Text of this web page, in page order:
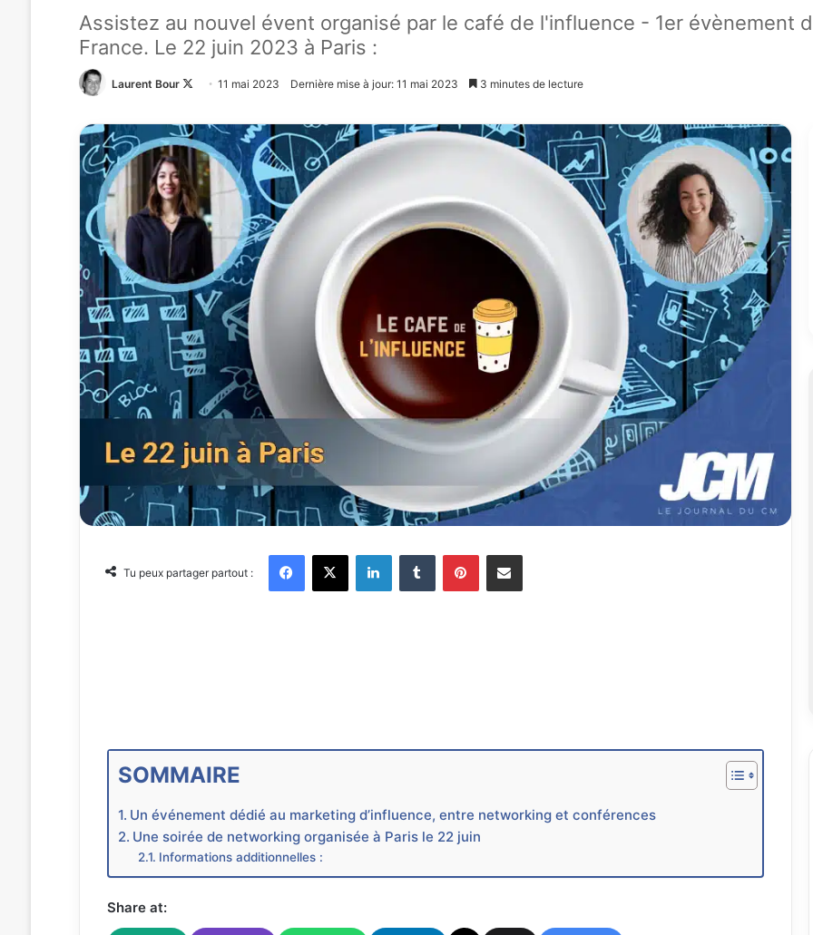
Assistez au nouvel évent organisé par le café de l'influence - 1er évènement
France. Le 22 juin 2023 à Paris :
Laurent Bour
Follow
X
11 mai 2023 Dernière mise à jour: 11 mai 2023 3 minutes de lecture
Tu peux partager partout :
Facebook X Linkedin Tumblr Pinterest Partager par email
SOMMAIRE
Un événement dédié au marketing d’influence, entre networking et conférences
Une soirée de networking organisée à Paris le 22 juin
Informations additionnelles :
Share at: